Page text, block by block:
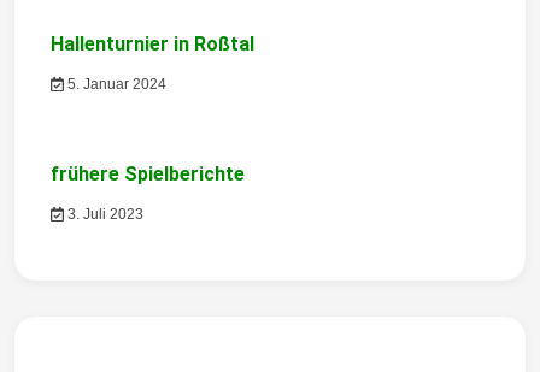
t
i
n
Hallenturnier in Roßtal
5. Januar 2024
frühere Spielberichte
3. Juli 2023